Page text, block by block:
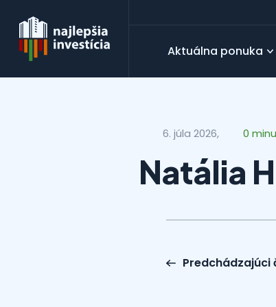
Aktuálna ponuka
6. júla 2026, 0
Natália
Predchádzajúci